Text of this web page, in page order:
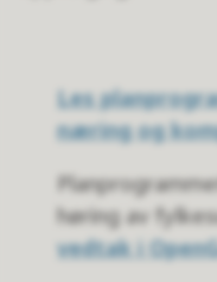
Les
næring og
høring av
vedtak i